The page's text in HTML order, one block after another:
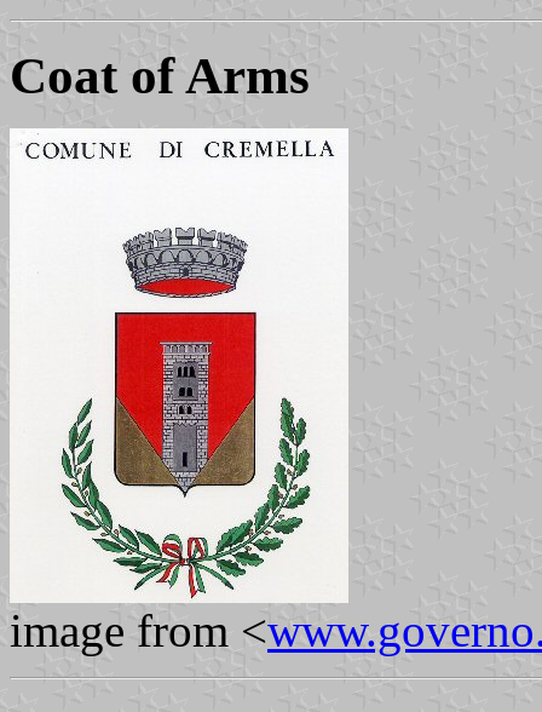
Coat of Arms
image from <